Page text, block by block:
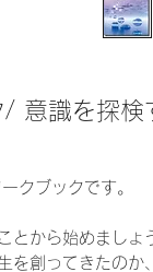
意識を探検
クブックです。
とから始めましょ
を創ってきたのか